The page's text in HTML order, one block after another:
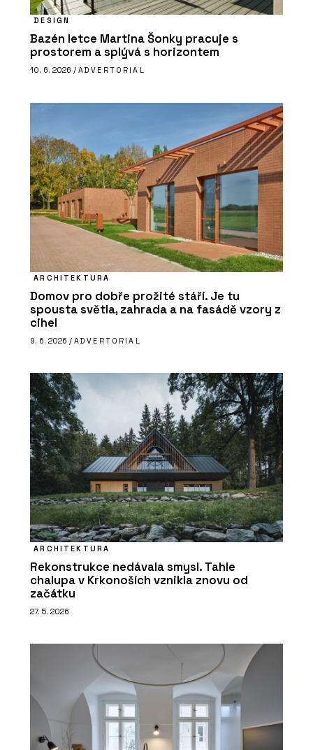
DESIGN
Bazén letce Martina Šonky pracuje s
prostorem a splývá s horizontem
10. 6. 2026 / ADVERTORIAL
ARCHITEKTURA
Domov pro dobře prožité stáří. Je tu
spousta světla, zahrada a na fasádě vzory z
cihel
9. 6. 2026 / ADVERTORIAL
ARCHITEKTURA
Rekonstrukce nedávala smysl. Tahle
chalupa v Krkonoších vznikla znovu od
začátku
27. 5. 2026